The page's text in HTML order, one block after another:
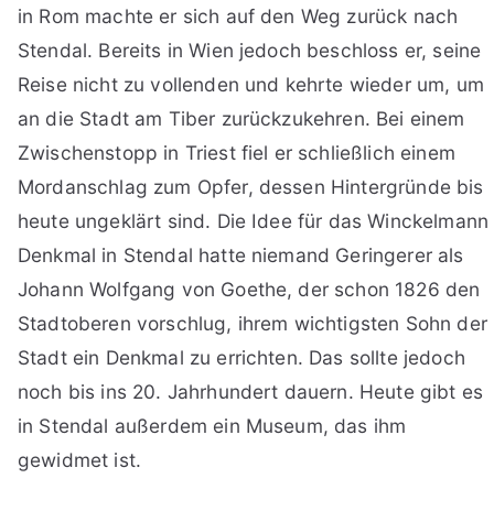
in Rom machte er sich auf den Weg zurück nach
Stendal. Bereits in Wien jedoch beschloss er, seine
Reise nicht zu vollenden und kehrte wieder um, um
an die Stadt am Tiber zurückzukehren. Bei einem
Zwischenstopp in Triest fiel er schließlich einem
Mordanschlag zum Opfer, dessen Hintergründe bis
heute ungeklärt sind. Die Idee für das Winckelmann
Denkmal in Stendal hatte niemand Geringerer als
Johann Wolfgang von Goethe, der schon 1826 den
Stadtoberen vorschlug, ihrem wichtigsten Sohn der
Stadt ein Denkmal zu errichten. Das sollte jedoch
noch bis ins 20. Jahrhundert dauern. Heute gibt es
in Stendal außerdem ein Museum, das ihm
gewidmet ist.